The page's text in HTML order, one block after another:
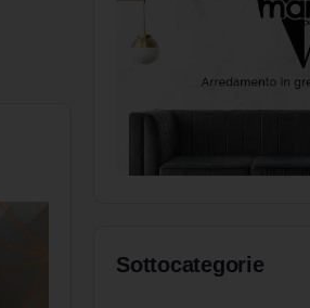
Sottocategorie